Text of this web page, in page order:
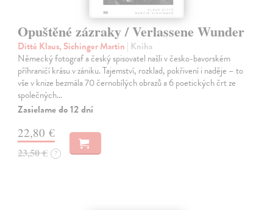
Opuštěné zázraky / Verlassene Wunder
Ditté Klaus, Sichinger Martin | Kniha
Německý fotograf a český spisovatel našli v česko-bavorském
příhraničí krásu v zániku. Tajemství, rozklad, pokřivení i naděje – to
vše v knize bezmála 70 černobílých obrazů a 6 poetických črt ze
společných…
Zasielame do 12 dní
22,80 €
23,50 € ?